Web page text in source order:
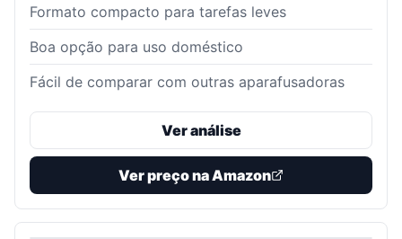
Formato compacto para tarefas leves
Boa opção para uso doméstico
Fácil de comparar com outras aparafusadoras
Ver análise
Ver preço na Amazon